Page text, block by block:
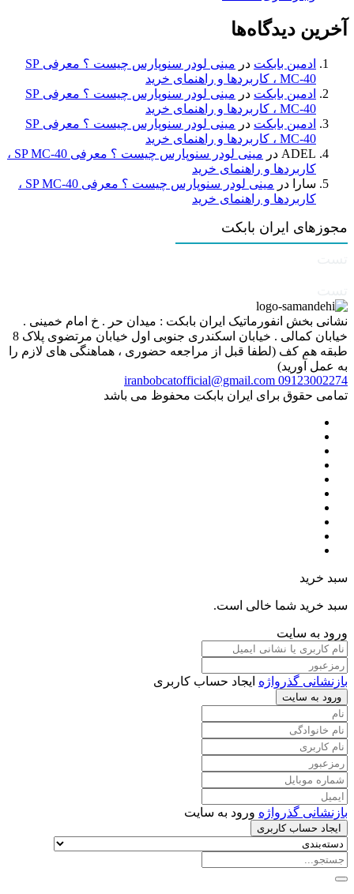
آخرین دیدگاه‌ها
ادمین بابکت در
مینی لودر سنوپارس چیست ؟ معرفی SP
MC-40 ، کاربردها و راهنمای خرید
ادمین بابکت در
مینی لودر سنوپارس چیست ؟ معرفی SP
MC-40 ، کاربردها و راهنمای خرید
ادمین بابکت در
مینی لودر سنوپارس چیست ؟ معرفی SP
MC-40 ، کاربردها و راهنمای خرید
ADEL در
مینی لودر سنوپارس چیست ؟ معرفی SP MC-40 ،
کاربردها و راهنمای خرید
سارا
در
مینی لودر سنوپارس چیست ؟ معرفی SP MC-40 ،
کاربردها و راهنمای خرید
مجوزهای ایران بابکت
نشانی بخش انفورماتیک ایران بابکت : میدان حر . خ امام خمینی .
خیابان کمالی . خیابان اسکندری جنوبی اول خیابان مرتضوی پلاک 8
طبقه هم کف (لطفا قبل از مراجعه حضوری ، هماهنگی های لازم را
به عمل آورید)
09123002274
iranbobcatofficial@gmail.com
تمامی حقوق برای ایران بابکت محفوظ می باشد
سبد خرید
سبد خرید شما خالی است.
ورود به سایت
بازنشانی گذرواژه ایجاد حساب کاربری
ورود به سایت
بازنشانی گذرواژه ورود به سایت
ایجاد حساب کاربری